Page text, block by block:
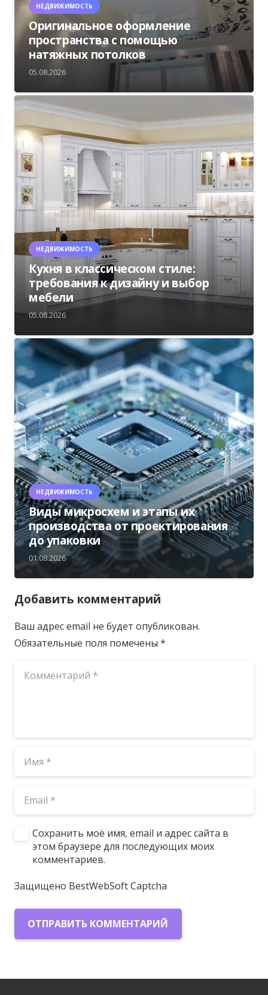
НЕДВИЖИМОСТЬ
Оригинальное оформление
пространства с помощью
натяжных потолков
05.08.2026
НЕДВИЖИМОСТЬ
Кухня в классическом стиле:
требования к дизайну и выбор
мебели
05.08.2026
НЕДВИЖИМОСТЬ
Виды микросхем и этапы их
производства от проектирования
до упаковки
01.08.2026
Добавить комментарий
Ваш адрес email не будет опубликован.
Обязательные поля помечены *
Сохранить моё имя, email и адрес сайта в
этом браузере для последующих моих
комментариев.
Защищено BestWebSoft Captcha
ОТПРАВИТЬ КОММЕНТАРИЙ